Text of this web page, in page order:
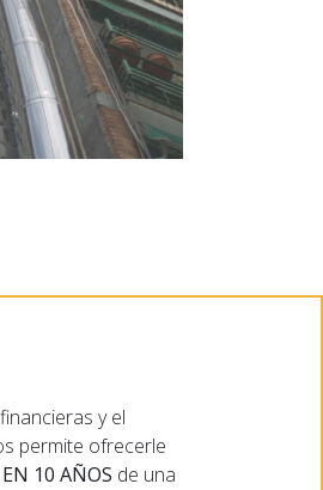
y el
permite ofrecerle
10 AÑOS de una